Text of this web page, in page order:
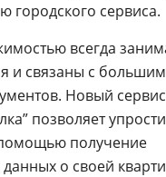
городского сервиса.
всегда
и связаны с большим
Новый сервис
позволяет
получение
о своей